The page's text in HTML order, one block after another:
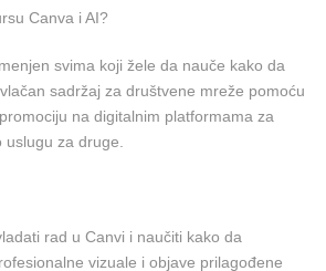
Canva i AI?
svima koji žele da nauče kako da
sadržaj za društvene mreže pomoću
na digitalnim platformama za
za druge.
rad u Canvi i naučiti kako da
vizuale i objave prilagođene